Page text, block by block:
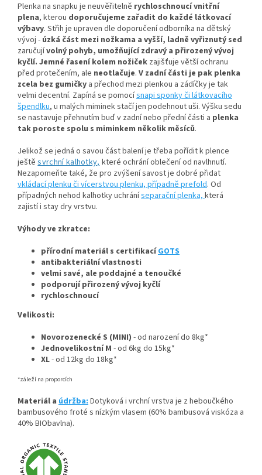
Plenka na snapku je neuvěřitelně rychloschnoucí vnitřní
plena, kterou doporučujeme zařadit do každé látkovací
výbavy. Střih je upraven dle doporučení odborníka na dětský
vývoj - úzká část mezi nožkama a vyšší, ladně vyřiznutý sed
zaručujívolný pohyb, umožňující zdravý a přirozený vývoj
kyčlí. Jemné řasení kolem nožiček zajišťuje větší ochranu
před protečením, ale neotlačuje. V zadní části je pak plenka
zcela bez gumičky a přechod mezi plenkou a zádíčky je tak
velmi decentní. Zapíná se pomocísnapi sponky či látkovacího
špendlku, u malých miminek stačí jen podehnout uši. Výšku sedu
se nastavuje přehnutím buď v zadní nebo přední části a plenka
tak poroste spolu s miminkem několik měsíců.
Jelikož se jedná o savou část balení je třeba pořídit k plence
ještě svrchní kalhotky,které ochrání oblečení od navlhnutí.
Nezapomeňte také, že pro zvýšení savost je dobré přidat
vkládací plenku či vícerstvou plenku, případně prefold. Od
případných nehod kalhotky uchráníseparační plenka,která
zajistí i stay dry vrstvu.
Výhody ve zkratce:
přírodní materiál s certifikacíGOTS
antibakteriální vlastnosti
velmi savé, ale poddajné a tenoučké
podporují přirozený vývoj kyčlí
rychloschnoucí
Velikosti:
Novorozenecké S (MINI) - od narození do 8kg*
Jednovelikostní M - od 6kg do 15kg*
XL- od 12kg do 18kg*
*záleží na proporcích
Materiál a údržba:Dotyková i vrchní vrstva je z heboučkého
bambusového froté s nízkým vlasem (60% bambusová viskóza a
40% BIObavlna).